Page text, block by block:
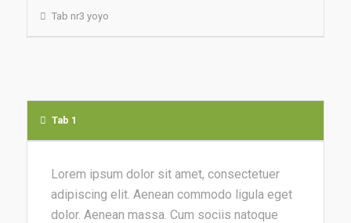
Tab nr3 yoyo
Tab 1
Lorem ipsum dolor sit amet, consectetuer
adipiscing elit. Aenean commodo ligula eget
dolor. Aenean massa. Cum sociis natoque